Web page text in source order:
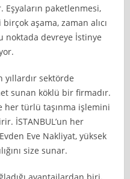
paketlenmesi,
aşama, zaman alıcı
noktada devreye İstinye
yıllardır sektörde
sunan köklü bir firmadır.
her türlü taşınma işlemini
İSTANBUL’un her
Eve Nakliyat, yüksek
size sunar.